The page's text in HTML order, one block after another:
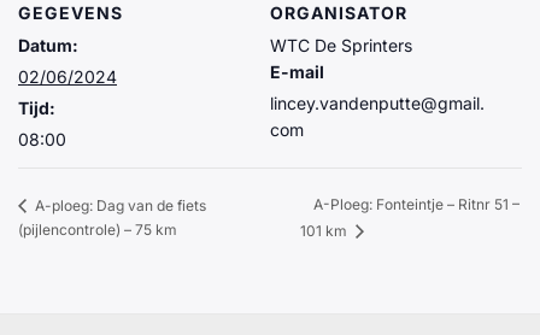
GEGEVENS
Datum:
02/06/2024
Tijd:
08:00
ORGANISATOR
WTC De Sprinters
E-mail
lincey.vandenputte@gmail.
com
A-ploeg: Dag van de fiets
(pijlencontrole) – 75 km
A-Ploeg: Fonteintje – Ritnr 51 –
101 km